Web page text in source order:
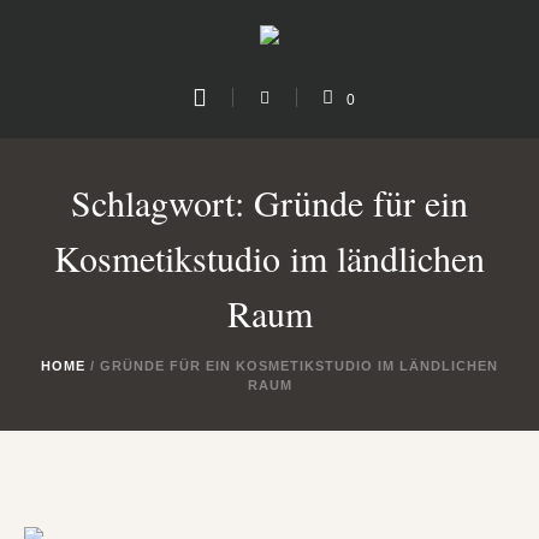
0
Schlagwort: Gründe für ein
Kosmetikstudio im ländlichen
Raum
HOME / GRÜNDE FÜR EIN KOSMETIKSTUDIO IM LÄNDLICHEN
RAUM